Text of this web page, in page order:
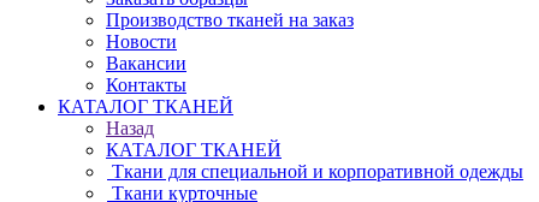
Производство тканей на заказ
Новости
Вакансии
Контакты
КАТАЛОГ ТКАНЕЙ
Назад
КАТАЛОГ ТКАНЕЙ
Ткани для специальной и корпоративной одежды
Ткани курточные